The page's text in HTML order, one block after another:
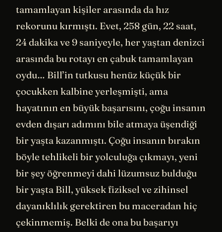
tamamlayan kişiler arasında da hız
rekorunu kırmıştı. Evet, 258 gün, 22 saat,
24 dakika ve 9 saniyeyle, her yaştan denizci
arasında bu rotayı en çabuk tamamlayan
oydu… Bill’in tutkusu henüz küçük bir
çocukken kalbine yerleşmişti, ama
hayatının en büyük başarısını, çoğu insanın
evden dışarı adımını bile atmaya üşendiği
bir yaşta kazanmıştı. Çoğu insanın bırakın
böyle tehlikeli bir yolculuğa çıkmayı, yeni
bir şey öğrenmeyi dahi lüzumsuz bulduğu
bir yaşta Bill, yüksek fiziksel ve zihinsel
dayanıklılık gerektiren bu maceradan hiç
çekinmemiş. Belki de ona bu başarıyı